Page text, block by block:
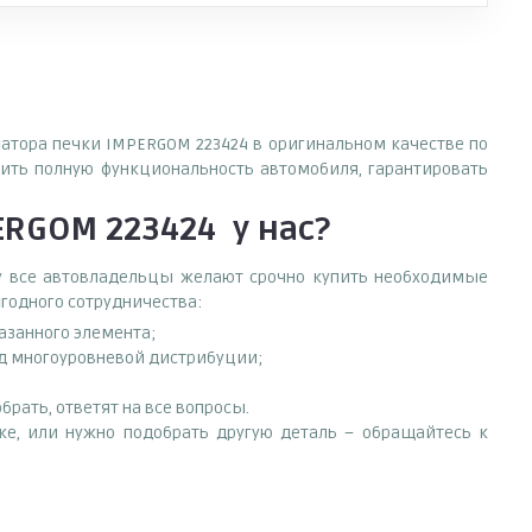
печки IMPERGOM 223424 в оригинальном качестве по
полную функциональность автомобиля, гарантировать
223424 у нас?
все автовладельцы желают срочно купить необходимые
сотрудничества:
элемента;
многоуровневой дистрибуции;
ответят на все вопросы.
или нужно подобрать другую деталь – обращайтесь к